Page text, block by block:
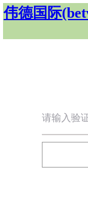
伟德国际
请输入验